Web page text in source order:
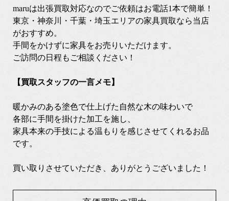
maruは出張買取対応なのでご依頼はお電話1本で簡単！
東京・神奈川・千葉・埼玉エリアの家具買取なら当店
がおすすめ。
手間をかけずに家具をお売りいただけます。
ご訪問の日程もご相談ください！
【買取スタッフの一言メモ】
暖かみのある塗色で仕上げた自然な木の味わいで
各部に手間を掛けた加工を施し、
家具本来の手技による温もりを感じさせてくれるお品
です。
買い取りさせていただき、ありがとうございました！